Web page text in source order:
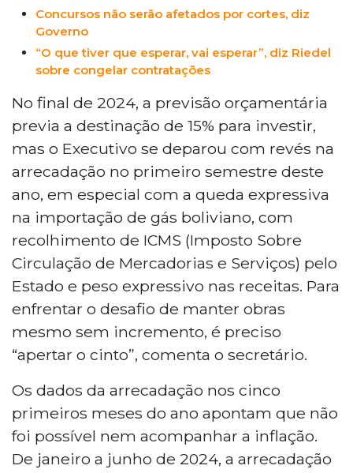
grãos e biocombustíveis, para gerar
empregos e aumentar a arrecadação. Ele
também ressaltou a necessidade de uma
gestão eficiente das receitas públicas,
Concursos não serão afetados por cortes, diz
Governo
“O que tiver que esperar, vai esperar”, diz Riedel
sobre congelar contratações
No final de 2024, a previsão orçamentária
previa a destinação de 15% para investir,
mas o Executivo se deparou com revés na
arrecadação no primeiro semestre deste
ano, em especial com a queda expressiva
na importação de gás boliviano, com
recolhimento de ICMS (Imposto Sobre
Circulação de Mercadorias e Serviços) pelo
Estado e peso expressivo nas receitas. Para
enfrentar o desafio de manter obras
mesmo sem incremento, é preciso
“apertar o cinto”, comenta o secretário.
Os dados da arrecadação nos cinco
primeiros meses do ano apontam que não
foi possível nem acompanhar a inflação.
De janeiro a junho de 2024, a arrecadação